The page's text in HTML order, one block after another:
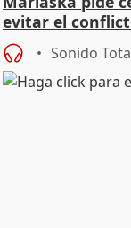
evitar el
Sonido